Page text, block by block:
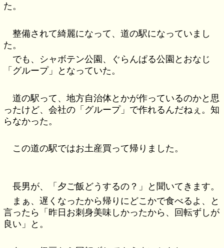
た。
整備されて綺麗になって、道の駅になっていまし
た。
でも、シャボテン公園、ぐらんぱる公園とおなじ
「グループ」となっていた。
道の駅って、地方自治体とかが作っているのかと思
ったけど、会社の「グループ」で作れるんだねぇ。知
らなかった。
この道の駅ではお土産買って帰りました。
長男が、「夕ご飯どうするの？」と聞いてきます。
まぁ、遅くなったから帰りにどこかで食べるよ、と
言ったら「昨日お刺身美味しかったから、回転ずしが
良い」と。